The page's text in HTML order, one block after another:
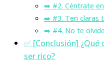
➡️ #2. Céntrate
➡️ #3. Ten claras
➡️ #4. No te
✅ [Conclusión]
ser rico?